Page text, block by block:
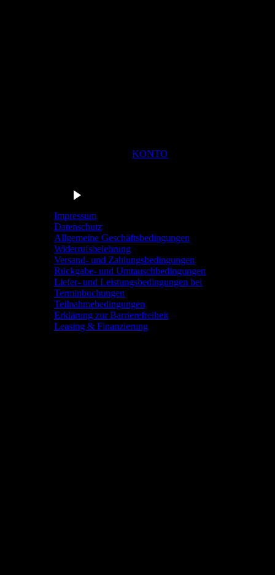
KONTO
Impressum
Datenschutz
Allgemeine Geschäftsbedingungen
Widerrufsbelehrung
Versand- und Zahlungsbedingungen
Rückgabe- und Umtauschbedingungen
Liefer- und Leistungsbedingungen bei
Terminbuchungen
Teilnahmebedingungen
Erklärung zur Barrierefreiheit
Leasing & Finanzierung